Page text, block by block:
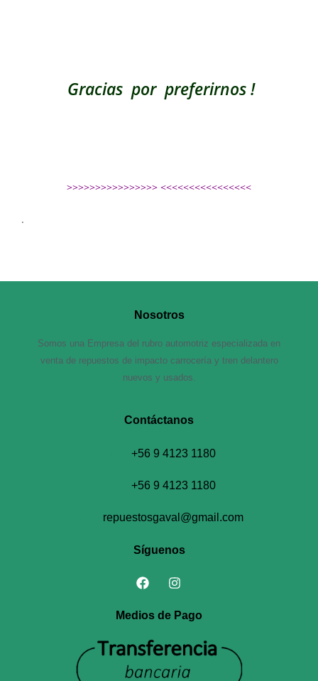
Gracias por preferirnos !
>>>>>>>>>>>>>>>> <<<<<<<<<<<<<<<<
.
Nosotros
Somos una Empresa del rubro automotriz especializada en
venta de repuestos de impacto carrocería y tren delantero
nuevos y usados.
Contáctanos​
+56 9 4123 1180
+56 9 4123 1180
repuestosgaval@gmail.com
Síguenos
Medios de Pago